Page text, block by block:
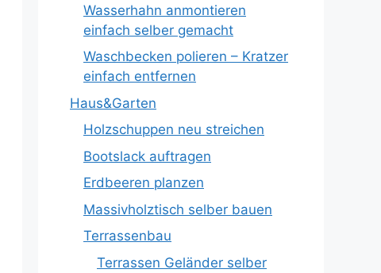
Wasserhahn anmontieren
einfach selber gemacht
Waschbecken polieren – Kratzer
einfach entfernen
Haus&Garten
Holzschuppen neu streichen
Bootslack auftragen
Erdbeeren planzen
Massivholztisch selber bauen
Terrassenbau
Terrassen Geländer selber